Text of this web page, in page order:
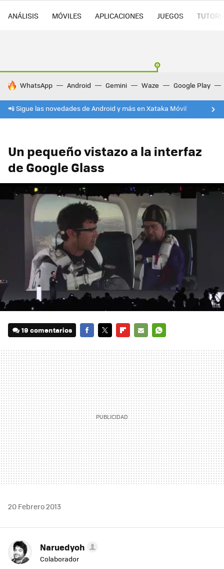
ANÁLISIS MÓVILES APLICACIONES JUEGOS
HOY SE HABLA DE
WhatsApp Android Gemini Waze Google Play
📲 Sigue las novedades de Android y más en Xataka Móvil
Un pequeño vistazo a la interfaz
de Google Glass
19 comentarios
MAIL
20 Febrero 2013
Naruedyoh
Colaborador